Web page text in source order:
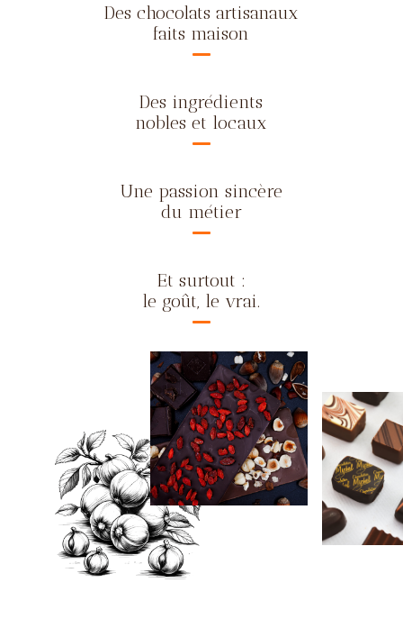
Des chocolats artisanaux
faits maison
Des ingrédients
nobles et locaux
Une passion sincère
du métier
Et surtout :
le goût, le vrai.